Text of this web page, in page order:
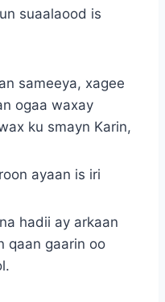
suaalaood is
sameeya, xagee
ogaa waxay
ku smayn Karin,
ayaan is iri
hadii ay arkaan
qaan gaarin oo